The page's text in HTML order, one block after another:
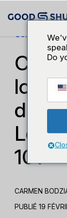
101
CARMEN
PUBLIÉ 19
Do